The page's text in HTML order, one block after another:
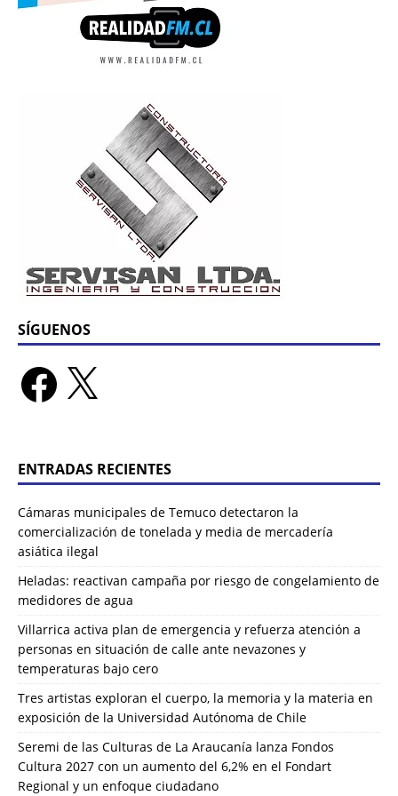
SÍGUENOS
ENTRADAS RECIENTES
Cámaras municipales de Temuco detectaron la
comercialización de tonelada y media de mercadería
asiática ilegal
Heladas: reactivan campaña por riesgo de congelamiento de
medidores de agua
Villarrica activa plan de emergencia y refuerza atención a
personas en situación de calle ante nevazones y
temperaturas bajo cero
Tres artistas exploran el cuerpo, la memoria y la materia en
exposición de la Universidad Autónoma de Chile
Seremi de las Culturas de La Araucanía lanza Fondos
Cultura 2027 con un aumento del 6,2% en el Fondart
Regional y un enfoque ciudadano